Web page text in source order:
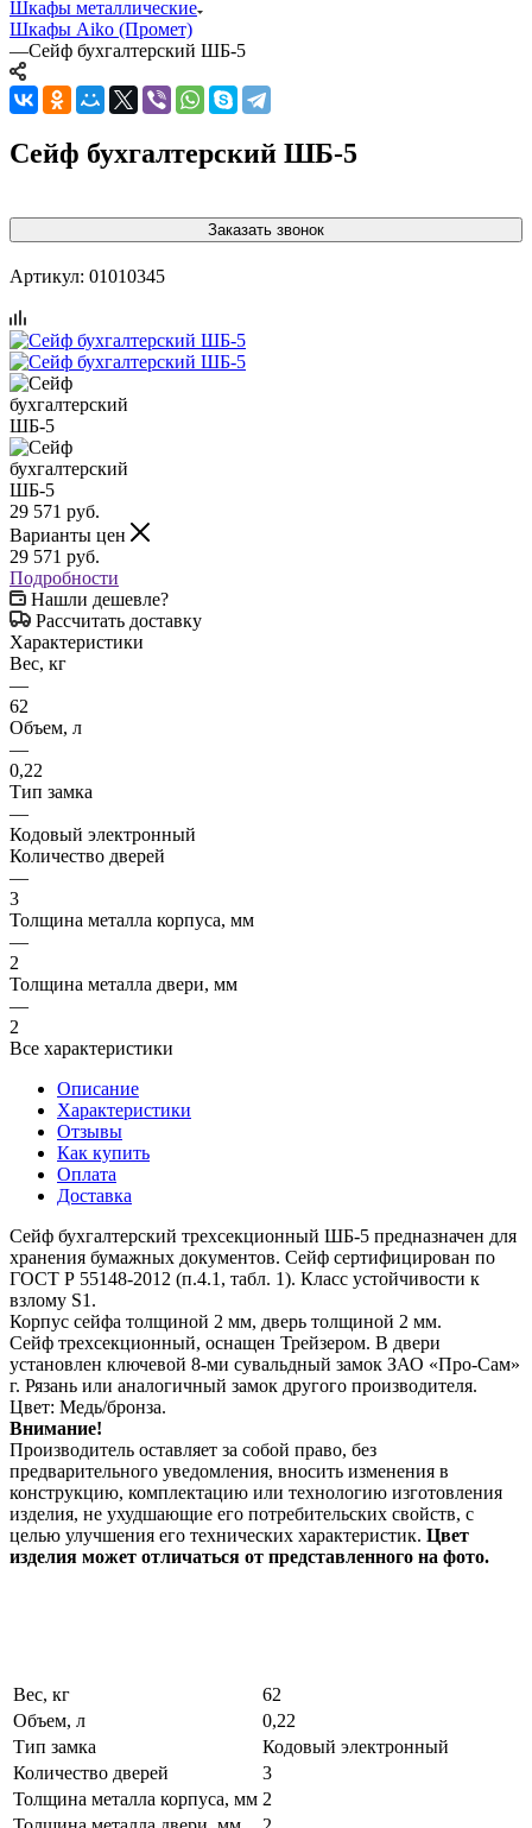
Шкафы металлические
Шкафы Aiko (Промет)
—Сейф бухгалтерский ШБ-5
Сейф бухгалтерский ШБ-5
Заказать звонок
Артикул: 01010345
29 571 руб.
Варианты цен
29 571 руб.
Подробности
Нашли дешевле?
Рассчитать доставку
Характеристики
Вес, кг
—
62
Объем, л
—
0,22
Тип замка
—
Кодовый электронный
Количество дверей
—
3
Толщина металла корпуса, мм
—
2
Толщина металла двери, мм
—
2
Все характеристики
Описание
Характеристики
Отзывы
Как купить
Оплата
Доставка
Сейф бухгалтерский трехсекционный ШБ-5 предназначен для
хранения бумажных документов. Сейф сертифицирован по
ГОСТ Р 55148-2012 (п.4.1, табл. 1). Класс устойчивости к
взлому S1.
Корпус сейфа толщиной 2 мм, дверь толщиной 2 мм.
Сейф трехсекционный, оснащен Трейзером. В двери
установлен ключевой 8-ми сувальдный замок ЗАО «Про-Сам»
г. Рязань или аналогичный замок другого производителя.
Цвет: Медь/бронза.
Внимание!
Производитель оставляет за собой право, без
предварительного уведомления, вносить изменения в
конструкцию, комплектацию или технологию изготовления
изделия, не ухудшающие его потребительских свойств, с
целью улучшения его технических характеристик. Цвет
изделия может отличаться от представленного на фото.
Вес, кг
62
Объем, л
0,22
Тип замка
Кодовый электронный
Количество дверей
3
Толщина металла корпуса, мм 2